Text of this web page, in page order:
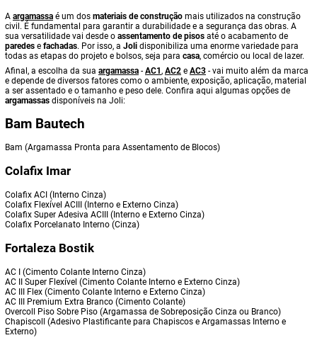
A argamassa é um dos materiais de construção mais utilizados na construção
civil. É fundamental para garantir a durabilidade e a segurança das obras. A
sua versatilidade vai desde o assentamento de pisos até o acabamento de
paredes e fachadas. Por isso, a Joli disponibiliza uma enorme variedade para
todas as etapas do projeto e bolsos, seja para casa, comércio ou local de lazer.
Afinal, a escolha da sua argamassa - AC1 , AC2 e AC3 - vai muito além da marca
e depende de diversos fatores como o ambiente, exposição, aplicação, material
a ser assentado e o tamanho e peso dele. Confira aqui algumas opções de
argamassas disponíveis na Joli:
Bam Bautech
Bam (Argamassa Pronta para Assentamento de Blocos)
Colafix Imar
Colafix ACI (Interno Cinza)
Colafix Flexível ACIII (Interno e Externo Cinza)
Colafix Super Adesiva ACIII (Interno e Externo Cinza)
Colafix Porcelanato Interno (Cinza)
Fortaleza Bostik
AC I (Cimento Colante Interno Cinza)
AC II Super Flexível (Cimento Colante Interno e Externo Cinza)
AC III Flex (Cimento Colante Interno e Externo Cinza)
AC III Premium Extra Branco (Cimento Colante)
Overcoll Piso Sobre Piso (Argamassa de Sobreposição Cinza ou Branco)
Chapiscoll (Adesivo Plastificante para Chapiscos e Argamassas Interno e
Externo)